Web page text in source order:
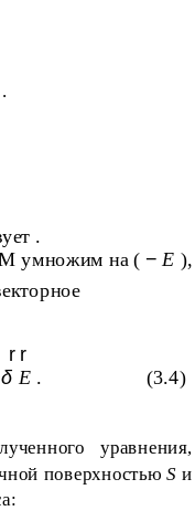
.
.
умножим на ( − E ),
r r
δ E .
(3.4)
уравнения,
поверхностьюS и